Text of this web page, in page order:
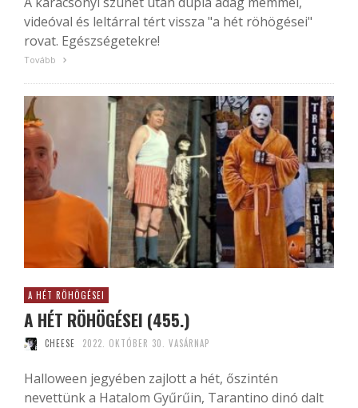
videóval és leltárral tért vissza "a hét röhögései"
rovat. Egészségetekre!
Tovább
A HÉT RÖHÖGÉSEI
A HÉT RÖHÖGÉSEI (455.)
CHEESE 2022. OKTÓBER 30. VASÁRNAP
Halloween jegyében zajlott a hét, őszintén
nevettünk a Hatalom Gyűrűin, Tarantino dinó dalt